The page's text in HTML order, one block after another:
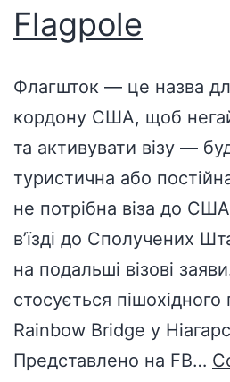
Flagpole
Флагшток — це назва
кордону США, щоб
та активувати візу —
туристична або
не потрібна віза до
в’їзді до Сполучених
на подальші візові
стосується
Rainbow Bridge у
Представлено на FB…